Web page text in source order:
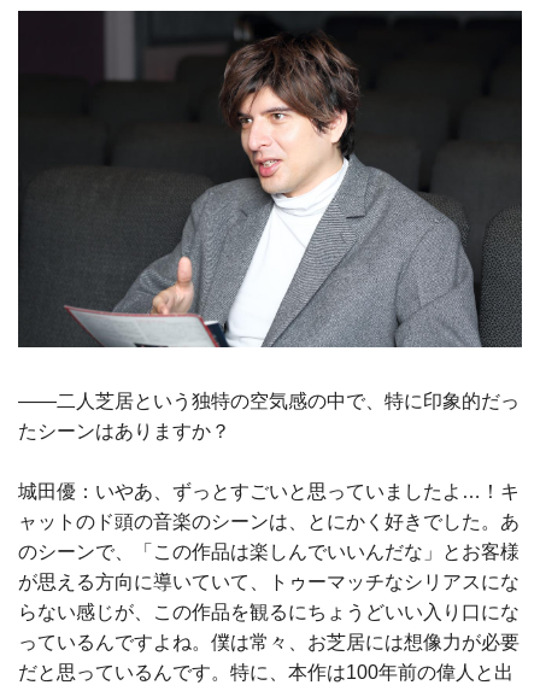
――二人芝居という独特の空気感の中で、特に印象的だっ
たシーンはありますか？
城田優：いやあ、ずっとすごいと思っていましたよ…！キ
ャットのド頭の音楽のシーンは、とにかく好きでした。あ
のシーンで、「この作品は楽しんでいいんだな」とお客様
が思える方向に導いていて、トゥーマッチなシリアスにな
らない感じが、この作品を観るにちょうどいい入り口にな
っているんですよね。僕は常々、お芝居には想像力が必要
だと思っているんです。特に、本作は100年前の偉人と出